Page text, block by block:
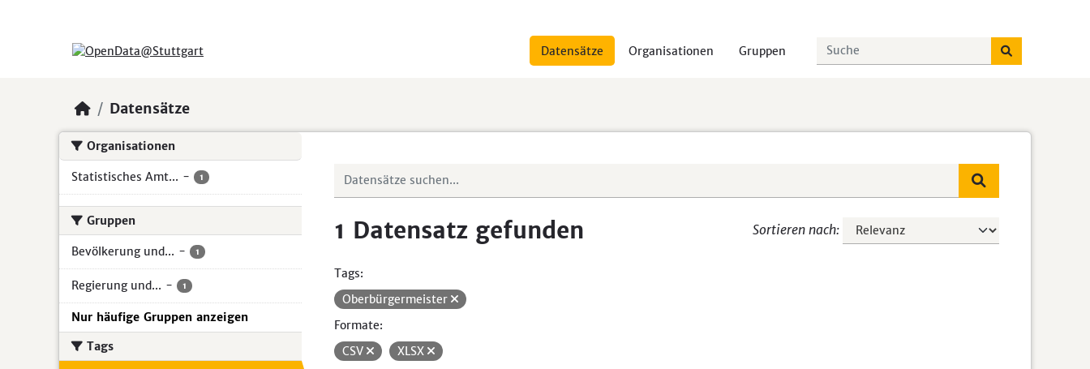
Datensätze Organisationen Gruppen
Datensätze
Organisationen
Statistisches Amt... - 1
Gruppen
Bevölkerung und... - 1
Regierung und... - 1
Nur häufige Gruppen anzeigen
Tags
Sortieren nach
1 Datensatz gefunden
Tags:
Oberbürgermeister
Formate:
CSV
XLSX